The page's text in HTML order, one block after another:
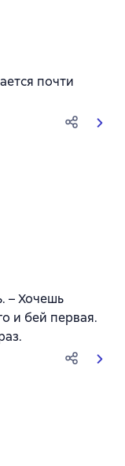
572 оценок
почти
813 оценок
– Хочешь
и бей первая.